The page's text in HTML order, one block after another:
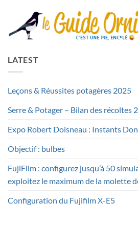
LATEST
Leçons & Réussites potagères 2025
Serre & Potager – Bilan des récoltes
Expo Robert Doisneau : Instants
Objectif : bulbes
FujiFilm : configurez jusqu’à 50
exploitez le maximum de la molette
Configuration du Fujifilm X-E5